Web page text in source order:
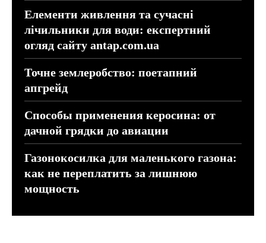
Елементи живлення та сучасні
лічильники для води: експертний
огляд сайту antap.com.ua
Точне землеробство: поетапний
апгрейд
Способы применения керосина: от
дачной грядки до авиации
Газонокосилка для маленького газона:
как не переплатить за лишнюю
мощность